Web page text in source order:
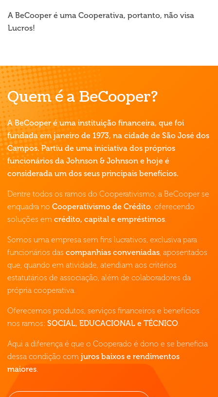
A BeCooper é uma Cooperativa, portanto, não visa
Lucros!
Quem é a BeCooper?
A BeCooper é uma instituição financeira, que foi
fundada em janeiro de 1973, na cidade de São José dos
Campos. Partiu de uma iniciativa dos próprios
funcionários da Johnson & Johnson e hoje é
considerada um dos seus principais benefícios.
Dentre todos os ramos do Cooperativismo, a BeCooper se
enquadra no Cooperativismo de Crédito , oferecendo
soluções em crédito, capital e empréstimos
Somos uma empresa sem fins lucrativos, exclusiva para
funcionários das companhias conveniadas , aposentados
que, quando em atividade, atendiam aos critérios
estatutários de associação, além de colaboradores da
própria cooperativa.
Oferecemos produtos, serviços financeiros e benefícios
nos ramos: SOCIAL, EDUCACIONAL e TÉCNICO
Aqui a diferença é que o Cooperado é dono e se beneficia
dessa condição com juros baixos e rendimentos
maiores